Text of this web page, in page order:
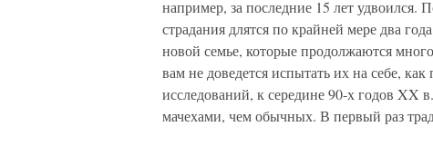
например, за последние 15 лет удвоился.
страдания длятся по крайней мере два
новой семье, которые продолжаются
вам не доведется испытать их на себе,
исследований, к середине 90-х годов
мачехами, чем обычных. В первый раз